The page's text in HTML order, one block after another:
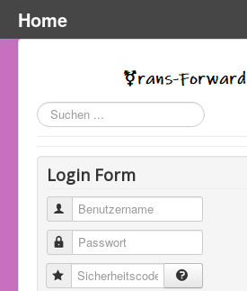
Suchen
...
Login Form
Benutzername
Passwort
Sicherheitscode
Home